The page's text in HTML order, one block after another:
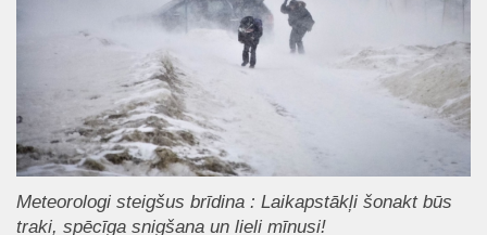
Meteorologi steigšus brīdina : Laikapstākļi šonakt būs
traki, spēcīga snigšana un lieli mīnusi!